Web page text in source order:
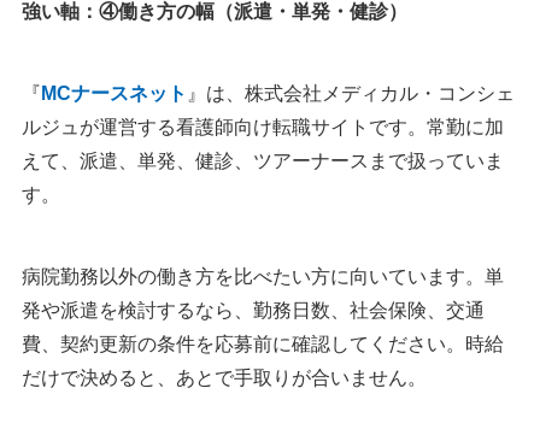
強い軸：④働き方の幅（派遣・単発・健診）
『 MCナースネット 』は、株式会社メディカル・コンシェ
ルジュが運営する看護師向け転職サイトです。常勤に加
えて、派遣、単発、健診、ツアーナースまで扱っていま
す。
病院勤務以外の働き方を比べたい方に向いています。単
発や派遣を検討するなら、勤務日数、社会保険、交通
費、契約更新の条件を応募前に確認してください。時給
だけで決めると、あとで手取りが合いません。